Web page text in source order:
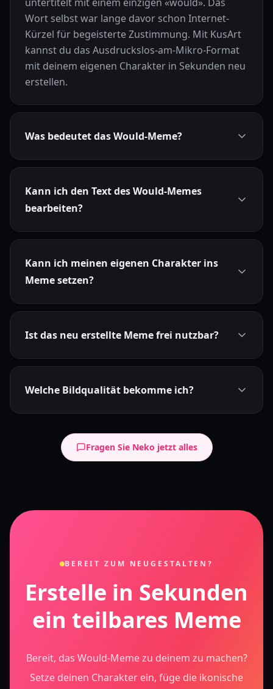
Wort selbst war lange davor schon Internet-
Kürzel für begeisterte Zustimmung. Mit KusArt
kannst du das Ausdruckslos-am-Mikro-Format
mit deinem eigenen Charakter in Sekunden neu
erstellen.
Was bedeutet das Would-Meme?
Kann ich den Text des Would-Memes
bearbeiten?
Kann ich meinen eigenen Charakter ins
Meme setzen?
Ist das neu erstellte Meme frei nutzbar?
Welche Bildqualität bekomme ich?
Fragen Sie Neko jetzt alles
BEREIT ZUM NEUGESTALTEN?
Erstelle in Sekunden
ein teilbares Meme
Bereit, das Would-Meme zu deinem zu machen?
Setze deinen Charakter ein, füge die ikonische